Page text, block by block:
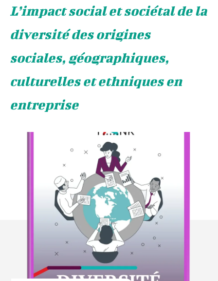
L’impact social et sociétal de la
diversité des origines
sociales, géographiques,
culturelles et ethniques en
entreprise